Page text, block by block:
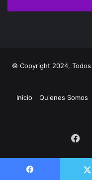
© Copyright 2024,
Inicio
Quienes Somos